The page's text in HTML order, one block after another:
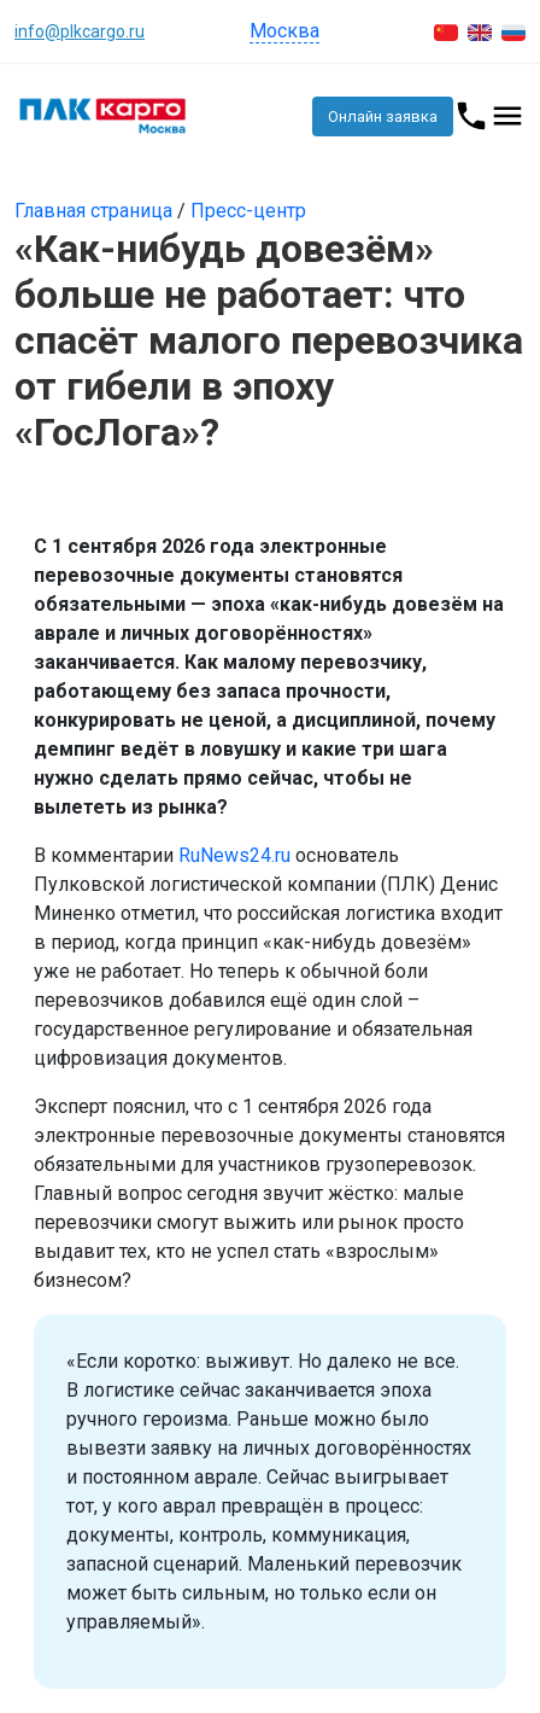
info@plkcargo.ru Москва
Онлайн заявка
Главная страница / Пресс-центр
«Как-нибудь довезём»
больше не работает: что
спасёт малого перевозчика
от гибели в эпоху
«ГосЛога»?
С 1 сентября 2026 года электронные
перевозочные документы становятся
обязательными — эпоха «как-нибудь довезём на
аврале и личных договорённостях»
заканчивается. Как малому перевозчику,
работающему без запаса прочности,
конкурировать не ценой, а дисциплиной, почему
демпинг ведёт в ловушку и какие три шага
нужно сделать прямо сейчас, чтобы не
вылететь из рынка?
В комментарии RuNews24.ru основатель
Пулковской логистической компании (ПЛК) Денис
Миненко отметил, что российская логистика входит
в период, когда принцип «как-нибудь довезём»
уже не работает. Но теперь к обычной боли
перевозчиков добавился ещё один слой –
государственное регулирование и обязательная
цифровизация документов.
Эксперт пояснил, что с 1 сентября 2026 года
электронные перевозочные документы становятся
обязательными для участников грузоперевозок.
Главный вопрос сегодня звучит жёстко: малые
перевозчики смогут выжить или рынок просто
выдавит тех, кто не успел стать «взрослым»
бизнесом?
«Если коротко: выживут. Но далеко не все.
В логистике сейчас заканчивается эпоха
ручного героизма. Раньше можно было
вывезти заявку на личных договорённостях
и постоянном аврале. Сейчас выигрывает
тот, у кого аврал превращён в процесс:
документы, контроль, коммуникация,
запасной сценарий. Маленький перевозчик
может быть сильным, но только если он
управляемый».